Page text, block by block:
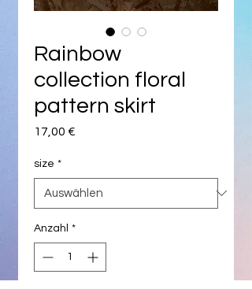
Rainbow
collection floral
pattern skirt
17,00 €
size *
Anzahl *